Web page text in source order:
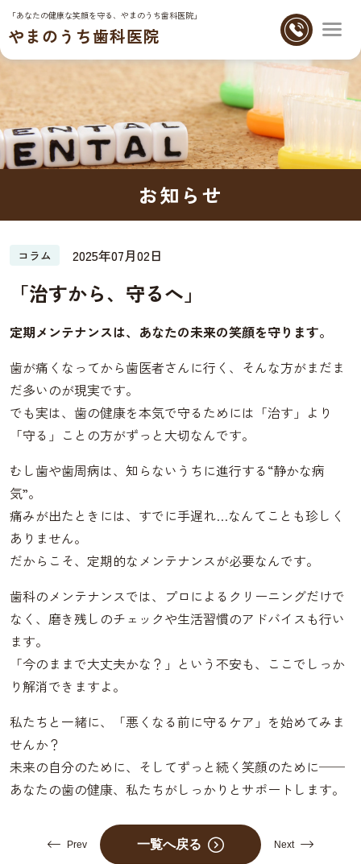
「あなたの健康な笑顔を守る、やまのうち歯科医院」
やまのうち歯科医院
お知らせ
コラム 2025年07月02日
「治すから、守るへ」
定期メンテナンスは、あなたの未来の笑顔を守ります。
歯が痛くなってから歯医者さんに行く、そんな方がまだま
だ多いのが現実です。
でも実は、歯の健康を本気で守るためには「治す」より
「守る」ことの方がずっと大切なんです。
むし歯や歯周病は、知らないうちに進行する“静かな病
気”。
痛みが出たときには、すでに手遅れ…なんてことも珍しく
ありません。
だからこそ、定期的なメンテナンスが必要なんです。
歯科のメンテナンスでは、プロによるクリーニングだけで
なく、磨き残しのチェックや生活習慣のアドバイスも行い
ます。
「今のままで大丈夫かな？」という不安も、ここでしっか
り解消できますよ。
私たちと一緒に、「悪くなる前に守るケア」を始めてみま
せんか？
未来の自分のために、そしてずっと続く笑顔のために──
あなたの歯の健康、私たちがしっかりとサポートします。
Prev 一覧へ戻る Next